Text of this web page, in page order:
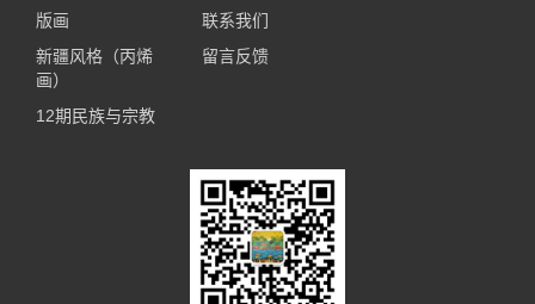
版画
新疆风格（丙烯
画）
12期民族与宗教
联系我们
留言反馈